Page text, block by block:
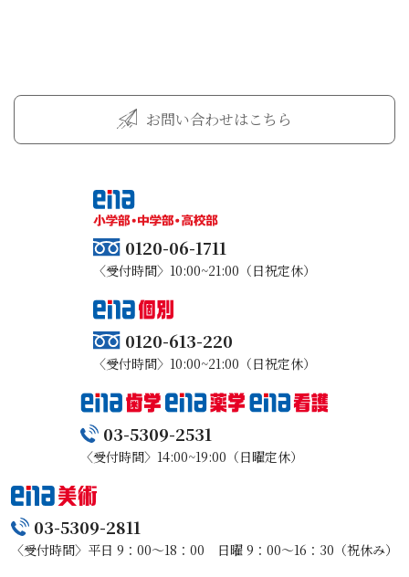
お問い合わせはこちら
0120-06-1711
〈受付時間〉10:00~21:00（日祝定休）
0120-613-220
〈受付時間〉10:00~21:00（日祝定休）
03-5309-2531
〈受付時間〉14:00~19:00（日曜定休）
03-5309-2811
〈受付時間〉平日 9：00～18：00 日曜 9：00～16：30（祝休み）